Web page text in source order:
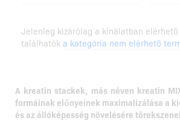
Jelenleg kizárólag a kínálatban
találhatók a kategória nem elérhető
A kreatin stackek, más néven kreatin
formáinak előnyeinek maximalizálása a
és az állóképesség növelésére